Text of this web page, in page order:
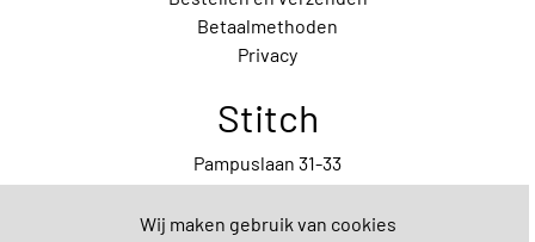
Wij maken gebruik van cookies
Betaalmethoden
Privacy
Stitch
Pampuslaan 31-33
1087 HP Amsterdam
020-7372029